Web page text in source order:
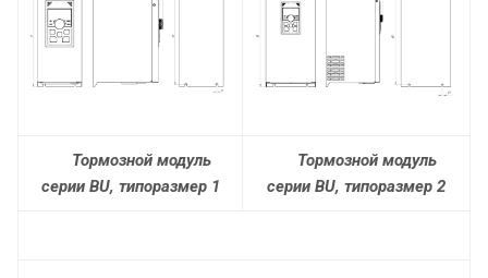
Тормозной модуль
серии BU, типоразмер 1
Тормозной модуль
серии BU, типоразмер 2